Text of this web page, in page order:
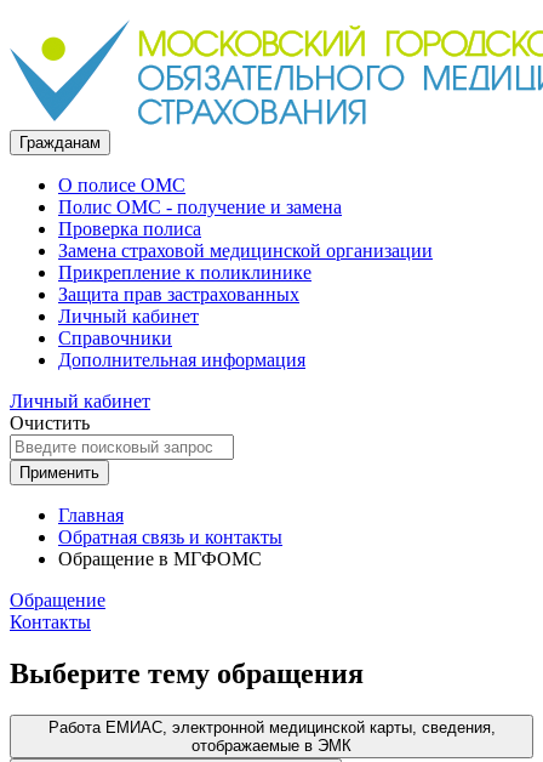
Гражданам
О полисе ОМС
Полис ОМС - получение и замена
Проверка полиса
Замена страховой медицинской организации
Прикрепление к поликлинике
Защита прав застрахованных
Личный кабинет
Справочники
Дополнительная информация
Личный кабинет
Очистить
Применить
Главная
Обратная связь и контакты
Обращение в МГФОМС
Обращение
Контакты
Выберите тему обращения
Работа ЕМИАС, электронной медицинской карты, сведения,
отображаемые в ЭМК